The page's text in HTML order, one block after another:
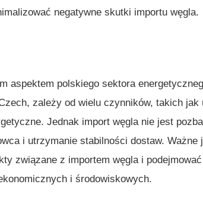
negatywne skutki importu węgla.
aspektem polskiego sektora
zależy od wielu czynników, takich jak
Jednak import węgla nie jest
i utrzymanie stabilności dostaw. Ważne
związane z importem węgla i
i środowiskowych.